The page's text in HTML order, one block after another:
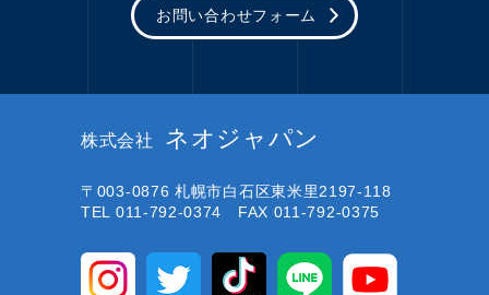
お問い合わせフォーム
株式会社 ネオジャパン
〒003-0876 札幌市白石区東米里2197-118
TEL 011-792-0374 FAX 011-792-0375